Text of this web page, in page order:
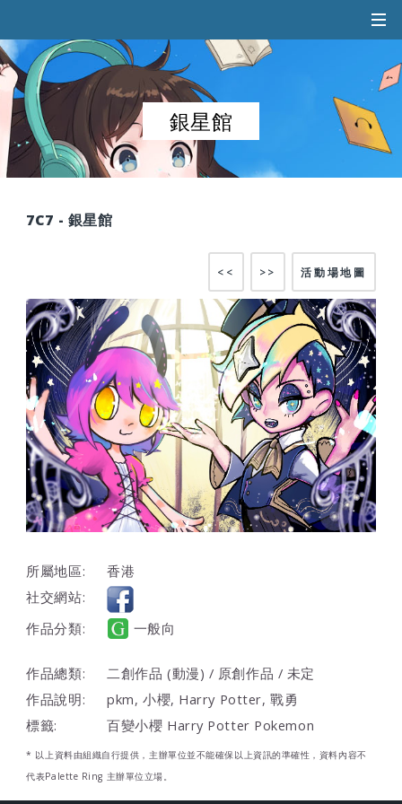
銀星館
7C7 - 銀星館
活動場地圖
>>
<<
所屬地區:
香港
社交網站:
作品分類:
一般向
作品總類:
二創作品 (動漫) / 原創作品 / 未定
作品說明:
pkm, 小櫻, Harry Potter, 戰勇
標籤:
百變小櫻 Harry Potter Pokemon
* 以上資料由組織自行提供，主辦單位並不能確保以上資訊的準確性，資料內容不
代表Palette Ring 主辦單位立場。